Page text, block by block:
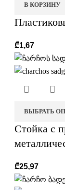
В КОРЗИНУ
₾1,67
ВЫБРАТЬ
Стойка с
₾25,97